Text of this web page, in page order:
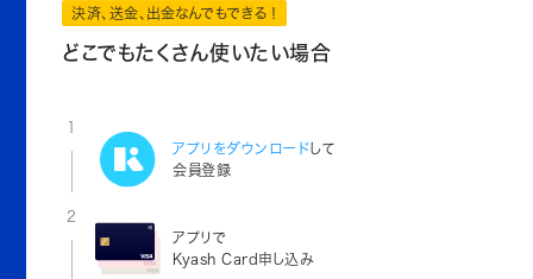
決済、送金、出金なんでもできる！
どこでもたくさん使いたい場合
1
アプリをダウンロードして
会員登録
2
アプリで
Kyash Card申し込み